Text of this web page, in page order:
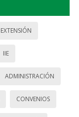
EXTENSIÓN
IIE
ADMINISTRACIÓN
CONVENIOS